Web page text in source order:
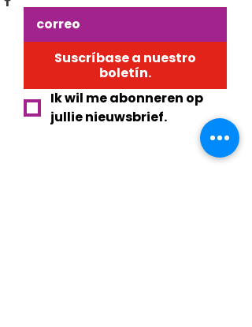
Suscríbase a nuestro
boletín.
Ik wil me abonneren op
jullie nieuwsbrief.